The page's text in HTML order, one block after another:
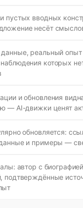
пустых вводных
несёт
реальный опыт
которых
и обновления
— AI-движки ценят
обновляется:
и примеры —
автор с
подтверждённые